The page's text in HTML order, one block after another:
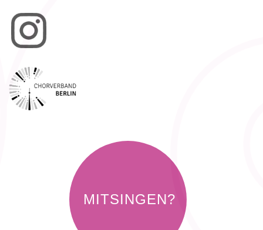
MITSINGEN?